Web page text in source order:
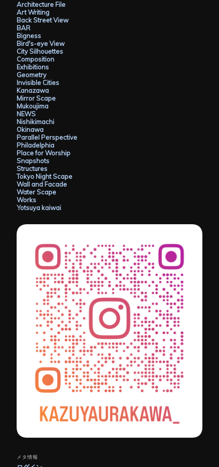
Architecture File
Art Writing
Back Street View
BAR
Bigness
Bird's-eye View
City Silhouettes
Composition
Exhibitions
Geometry
Invisible Cities
Kanazawa
Mirror Scape
Mukoujima
NEWS
Nishikimachi
Okinawa
Parallel Perspective
Philadelphia
Place for Worship
Snapshots
Structures
Tokyo Night Scape
Wall and Facade
Water Scape
Works
Yotsuya kaiwai
メタ情報